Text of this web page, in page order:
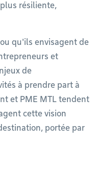
résiliente,
qu'ils envisagent de
et
de
à prendre part à
et PME MTL tendent
cette vision
portée par